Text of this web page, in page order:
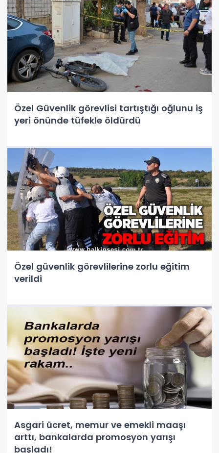
Özel Güvenlik görevlisi tartıştığı oğlunu iş
yeri önünde tüfekle öldürdü
Özel güvenlik görevlilerine zorlu eğitim
verildi
Asgari ücret, memur ve emekli maaşı
arttı, bankalarda promosyon yarışı
başladı!